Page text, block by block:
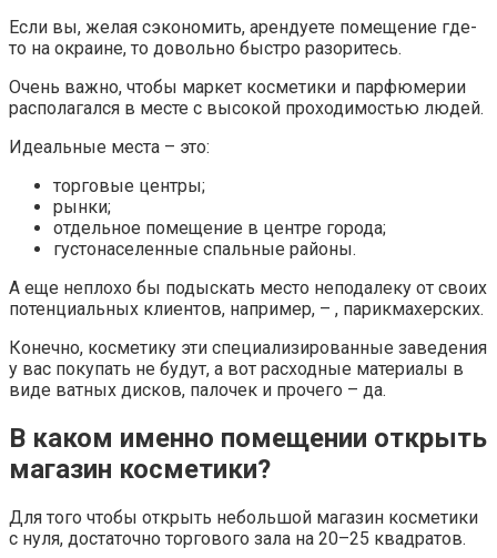
Если вы, желая сэкономить, арендуете помещение где-
то на окраине, то довольно быстро разоритесь.
Очень важно, чтобы маркет косметики и парфюмерии
располагался в месте с высокой проходимостью людей.
Идеальные места – это:
торговые центры;
рынки;
отдельное помещение в центре города;
густонаселенные спальные районы.
А еще неплохо бы подыскать место неподалеку от своих
потенциальных клиентов, например, – , парикмахерских.
Конечно, косметику эти специализированные заведения
у вас покупать не будут, а вот расходные материалы в
виде ватных дисков, палочек и прочего – да.
В каком именно помещении открыть
магазин косметики?
Для того чтобы открыть небольшой магазин косметики
с нуля, достаточно торгового зала на 20–25 квадратов.